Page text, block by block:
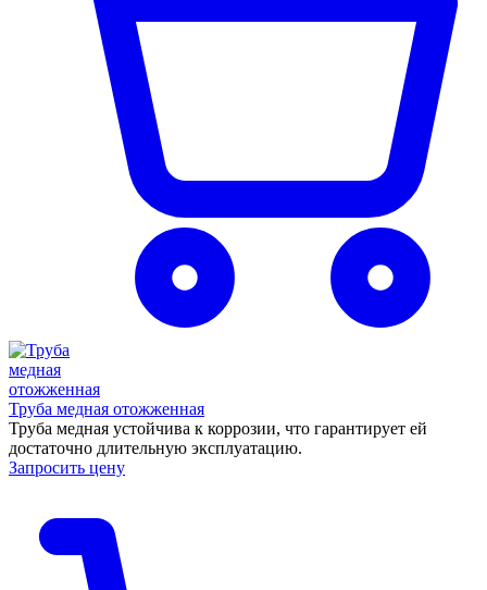
Труба медная отожженная
Труба медная устойчива к коррозии, что гарантирует ей
достаточно длительную эксплуатацию.
Запросить цену